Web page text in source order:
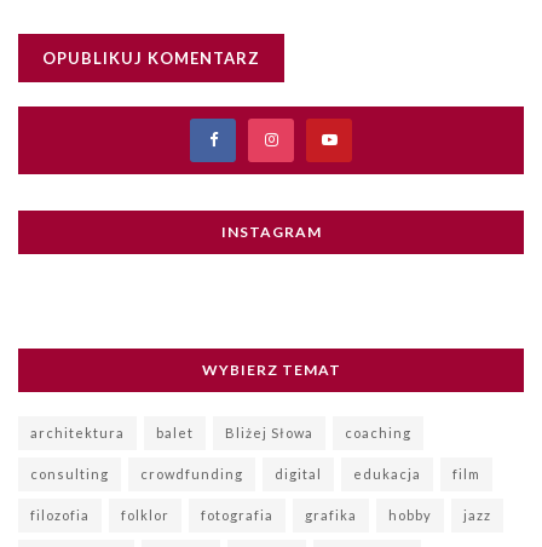
INSTAGRAM
WYBIERZ TEMAT
architektura balet Bliżej Słowa coaching
consulting crowdfunding digital edukacja film
filozofia folklor fotografia grafika hobby jazz